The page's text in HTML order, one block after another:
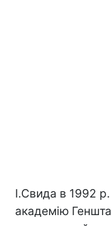
І.Свида в 1992 р.
академію